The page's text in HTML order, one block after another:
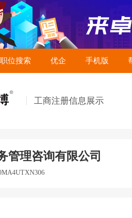
职位搜索 优企 手机版
工商注册信息展示
管理咨询有限公司